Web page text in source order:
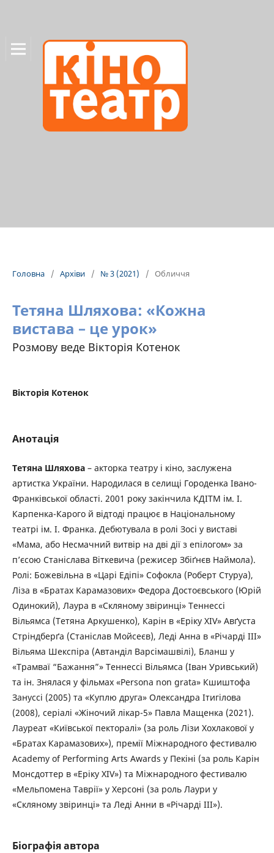
Головна / Архіви / № 3 (2021) / Обличчя
Тетяна Шляхова: «Кожна
вистава – це урок»
Розмову веде Вікторія Котенок
Вікторія Котенок
Анотація
Тетяна Шляхова – акторка театру і кіно, заслужена
артистка України. Народилася в селищі Городенка Івано-
Франківської області. 2001 року закінчила КДІТМ ім. І.
Карпенка-Карого й відтоді працює в Національному
театрі ім. І. Франка. Дебютувала в ролі Зосі у виставі
«Мама, або Несмачний витвір на дві дії з епілогом» за
п’єсою Станіслава Віткевича (режисер Збіґнєв Наймола).
Ролі: Божевільна в «Царі Едіпі» Софокла (Роберт Стуруа),
Ліза в «Братах Карамазових» Федора Достоєвського (Юрій
Одинокий), Лаура в «Скляному звіринці» Теннессі
Вільямса (Тетяна Аркушенко), Карін в «Еріку ХІV» Авґуста
Стріндберґа (Станіслав Мойсеєв), Леді Анна в «Річарді ІІІ»
Вільяма Шекспіра (Автанділ Варсімашвілі), Бланш у
«Трамваї “Бажання”» Теннессі Вільямса (Іван Уривський)
та ін. Знялася у фільмах «Persona non grata» Кшиштофа
Зануссі (2005) та «Куплю друга» Олександра Ітигілова
(2008), серіалі «Жіночий лікар-5» Павла Мащенка (2021).
Лауреат «Київської пекторалі» (за роль Лізи Хохлакової у
«Братах Карамазових»), премії Міжнародного фестивалю
Academy of Performing Arts Awards у Пекіні (за роль Карін
Монсдоттер в «Еріку XIV») та Міжнародного фестивалю
«Мельпомена Таврії» у Херсоні (за роль Лаури у
«Скляному звіринці» та Леді Анни в «Річарді ІІІ»).
Біографія автора